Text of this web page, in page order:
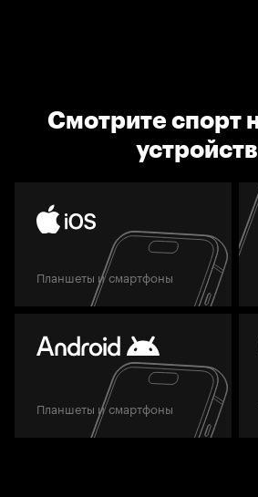
Смотрите спорт
Планшеты и смартфоны
Планшеты и смартфоны